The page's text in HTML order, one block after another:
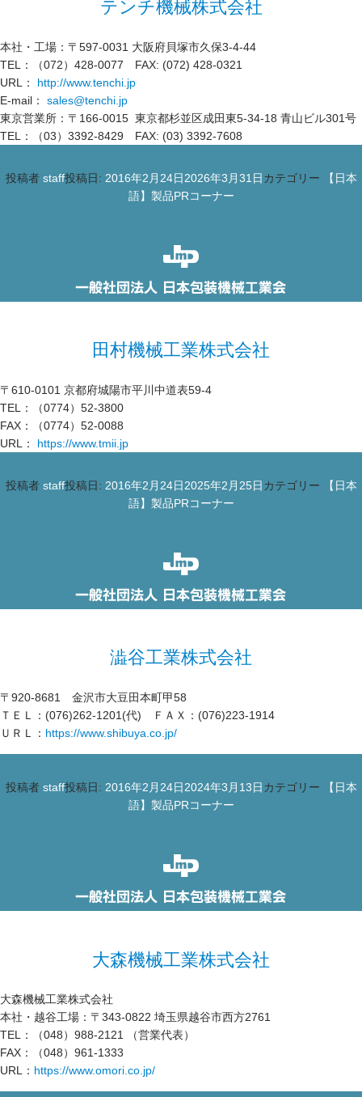
テンチ機械株式会社
本社・工場：〒597-0031 大阪府貝塚市久保3-4-44
TEL：（072）428-0077 FAX: (072) 428-0321
URL： http://www.tenchi.jp
E-mail： sales@tenchi.jp
東京営業所：〒166-0015 東京都杉並区成田東5-34-18 青山ビル301号
TEL：（03）3392-8429 FAX: (03) 3392-7608
投稿者 staff投稿日: 2016年2月24日2026年3月31日 カテゴリー
【日本
語】製品PRコーナー
田村機械工業株式会社
〒610-0101 京都府城陽市平川中道表59-4
TEL：（0774）52-3800
FAX：（0774）52-0088
URL： https://www.tmii.jp
投稿者 staff投稿日: 2016年2月24日2025年2月25日 カテゴリー
【日本
語】製品PRコーナー
澁谷工業株式会社
〒920-8681 金沢市大豆田本町甲58
ＴＥＬ：(076)262-1201(代) ＦＡＸ：(076)223-1914
ＵＲＬ： https://www.shibuya.co.jp/
投稿者 staff投稿日: 2016年2月24日2024年3月13日 カテゴリー
【日本
語】製品PRコーナー
大森機械工業株式会社
大森機械工業株式会社
本社・越谷工場：〒343-0822 埼玉県越谷市西方2761
TEL：（048）988-2121 （営業代表）
FAX：（048）961-1333
URL： https://www.omori.co.jp/